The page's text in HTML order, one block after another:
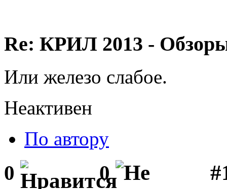
Re: КРИЛ 2013 -
Или железо слабое.
Неактивен
По автору
0 0